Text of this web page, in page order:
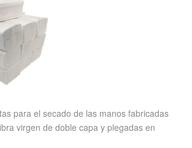
para el secado de las manos fabricadas
virgen de doble capa y plegadas en